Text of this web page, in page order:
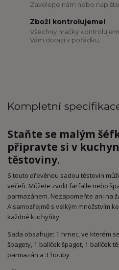
Zavolejte nám nebo
Zboží kontrolujeme!
Všechny hračky
Vám dorazí v pořádku.
Kompletní
Staňte se malým
připravte si v
těstoviny.
S touto dřevěnou sadou těstovin
večeři. Můžete zvolit farfalle nebo
parmazánem. Nezapomeňte ani na
A samozřejmě s velkým množstvím
každné kuchyňky.
Sada obsahuje: 1 hrnec, ve kterém
špagety, 1 balíček špaget, 1 balíček
parmazán a 3 houby